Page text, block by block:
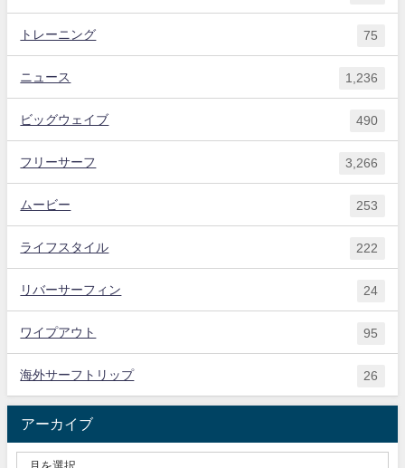
トレーニング 75
ニュース 1,236
ビッグウェイブ 490
フリーサーフ 3,266
ムービー 253
ライフスタイル 222
リバーサーフィン 24
ワイプアウト 95
海外サーフトリップ 26
アーカイブ